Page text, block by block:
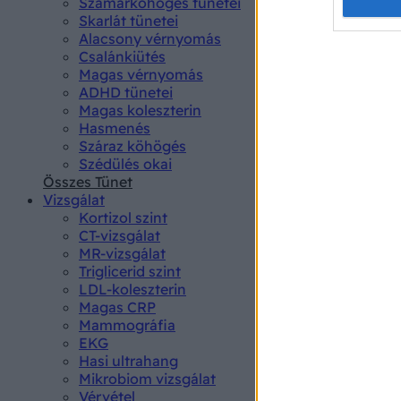
Skarlát tünetei
Alacsony vérnyomás
Csalánkiütés
Magas vérnyomás
ADHD tünetei
Magas koleszterin
Hasmenés
Száraz köhögés
Szédülés okai
Összes Tünet
Vizsgálat
Kortizol szint
CT-vizsgálat
MR-vizsgálat
Triglicerid szint
LDL-koleszterin
Magas CRP
Mammográfia
EKG
Hasi ultrahang
Mikrobiom vizsgálat
Vérvétel